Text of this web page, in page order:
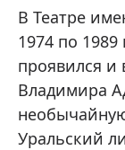
В Театре
1974 по
проявился и
Владимира
Уральский